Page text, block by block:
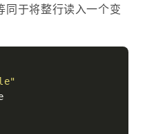
同于将整行读入一个变